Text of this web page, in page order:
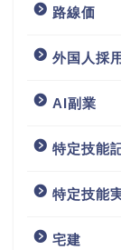
路線価
外国人採用
AI副業
特定技能
特定技能
宅建